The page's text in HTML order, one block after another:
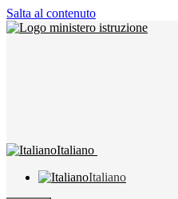
Salta al contenuto
Italiano
Italiano